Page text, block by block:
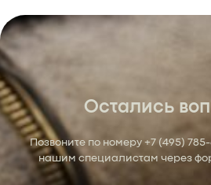
Остались
Позвоните по номеру +7 (495)
нашим специалистам через